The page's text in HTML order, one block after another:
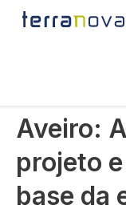
Passar para o
Início
Aveiro:
Aveiro:
projeto
base da